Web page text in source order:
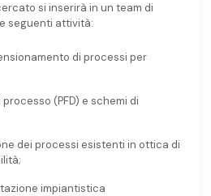
si inserirà in un team di
seguenti attività:
di processi per
(PFD) e schemi di
dei processi esistenti in ottica di
impiantistica